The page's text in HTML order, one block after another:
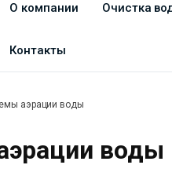
О компании Очистка
Контакты
аэрации воды
воды